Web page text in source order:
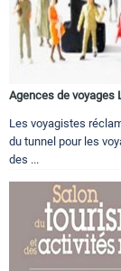
Agences de voyages
Les voyagistes
du tunnel pour les
des ...